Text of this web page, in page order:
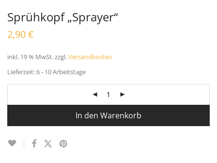
Sprühkopf „Sprayer“
2,90€
inkl. 19 % MwSt.zzgl.Versandkosten
Lieferzeit:6 - 10 Arbeitstage
In den Warenkorb